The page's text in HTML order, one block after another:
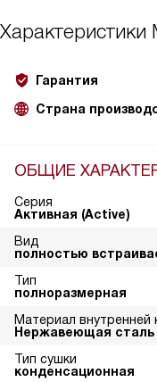
Характеристики
Гарантия
Страна
ОБЩИЕ
Серия
Активная (Active)
Вид
полностью
Тип
полноразмерная
Материал внутренней
Нержавеющая сталь
Тип сушки
конденсационная